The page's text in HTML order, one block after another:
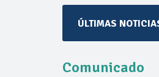
ÚLTIMAS
Comunicado